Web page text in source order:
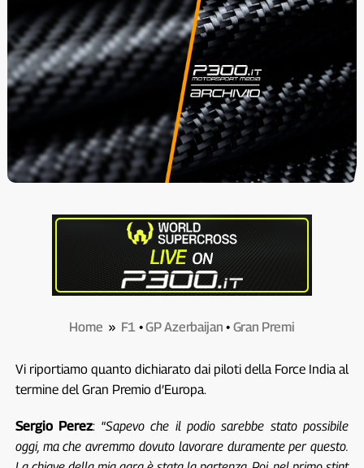
Home » F1 •GP Azerbaijan • Gran Premi
Vi riportiamo quanto dichiarato dai piloti della Force India al
termine del Gran Premio d’Europa.
Sergio Perez: “Sapevo che il podio sarebbe stato possibile
oggi, ma che avremmo dovuto lavorare duramente per questo.